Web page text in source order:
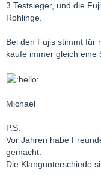
3.Testsieger, und die
Rohlinge.
Bei den Fujis stimmt für
kaufe immer gleich eine
Michael
P.S.
Vor Jahren habe
gemacht.
Die Klangunterschiede